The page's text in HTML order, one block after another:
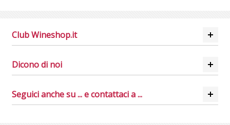
Club Wineshop.it
Dicono di noi
Seguici anche su ... e contattaci a ...